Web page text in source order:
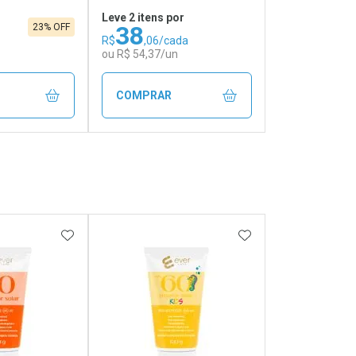
23% OFF
Leve 2 itens por
R$38,06/cada
ou R$ 54,37/un
COMPRAR
ADICIONAR AOS FAVORITOSADICIONAR AOS